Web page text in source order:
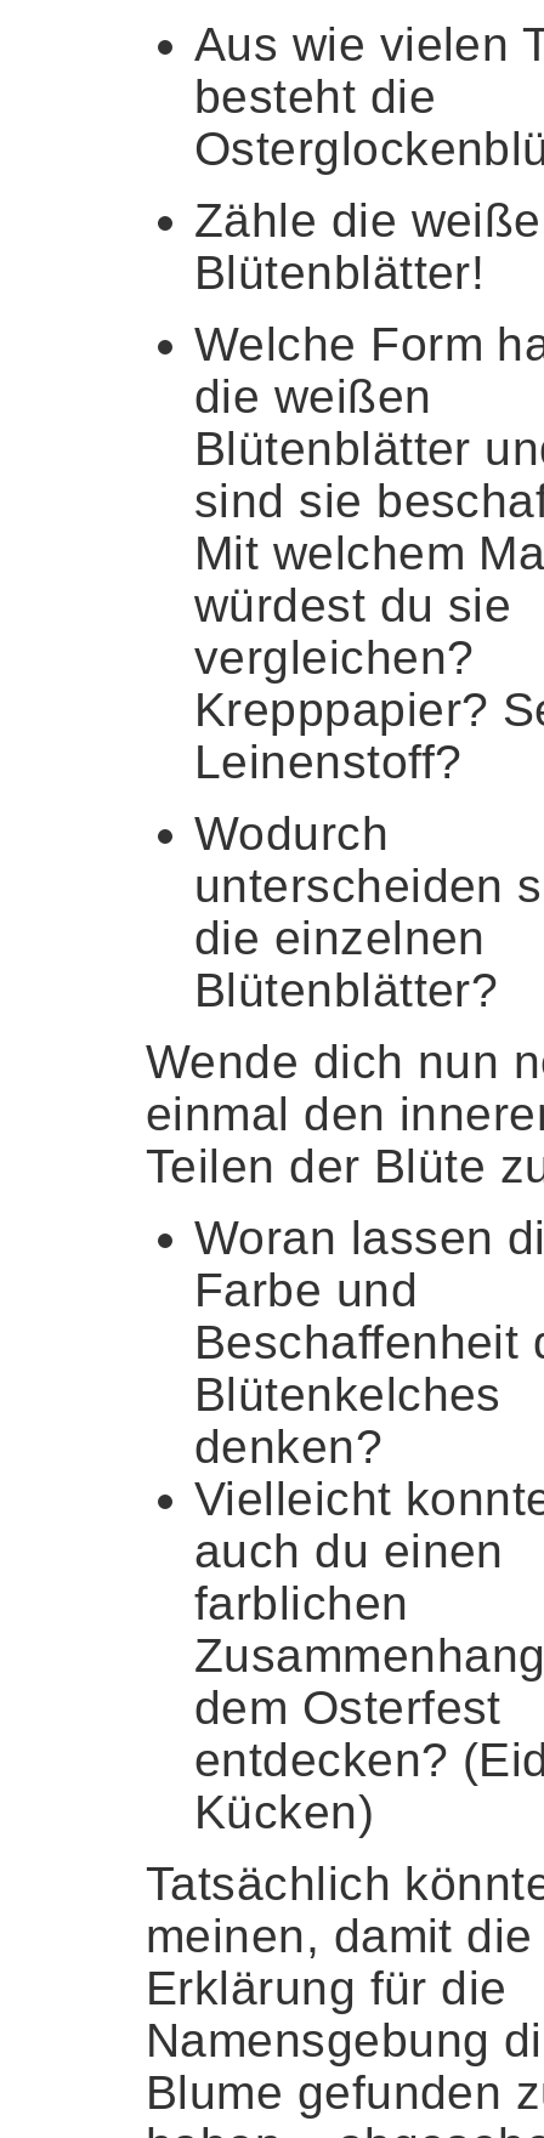
Aus wie vielen
besteht die
Zähle die
Blütenblätter!
Welche Form
die weißen
Blütenblätter
sind sie
Mit welchem
würdest du sie
vergleichen?
Krepppapier?
Leinenstoff?
Wodurch
unterscheiden
die einzelnen
Blütenblätter?
Wende dich nun
einmal den
Teilen der Blüte
Woran lassen
Farbe und
Beschaffenheit
Blütenkelches
denken?
Vielleicht
auch du einen
farblichen
dem Osterfest
entdecken?
Kücken)
Tatsächlich
meinen, damit die
Erklärung für die
Namensgebung
Blume gefunden